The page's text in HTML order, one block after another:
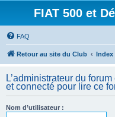
FIAT 500 et
FAQ
Retour au site du Club Index
L’administrateur du
et connecté pour lire ce
Nom d’utilisateur :